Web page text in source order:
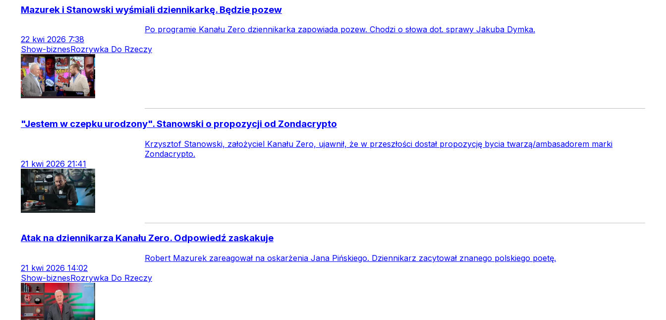
Mazurek i Stanowski wyśmiali dziennikarkę. Będzie pozew
Po programie Kanału Zero dziennikarka zapowiada pozew. Chodzi o słowa dot. sprawy Jakuba Dymka.
22 kwi 2026 7:38
Show-biznesRozrywka Do Rzeczy
"Jestem w czepku urodzony". Stanowski o propozycji od Zondacrypto
Krzysztof Stanowski, założyciel Kanału Zero, ujawnił, że w przeszłości dostał propozycję bycia twarzą/ambasadorem marki
Zondacrypto.
21 kwi 2026 21:41
Atak na dziennikarza Kanału Zero. Odpowiedź zaskakuje
Robert Mazurek zareagował na oskarżenia Jana Pińskiego. Dziennikarz zacytował znanego polskiego poetę.
21 kwi 2026 14:02
Show-biznesRozrywka Do Rzeczy